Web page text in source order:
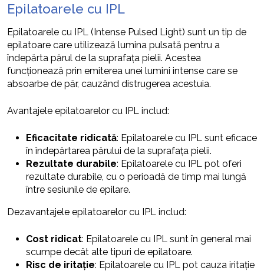
Epilatoarele cu IPL
Epilatoarele cu IPL (Intense Pulsed Light) sunt un tip de
epilatoare care utilizează lumina pulsată pentru a
îndepărta părul de la suprafața pielii. Acestea
funcționează prin emiterea unei lumini intense care se
absoarbe de păr, cauzând distrugerea acestuia.
Avantajele epilatoarelor cu IPL includ:
Eficacitate ridicată: Epilatoarele cu IPL sunt eficace
în îndepărtarea părului de la suprafața pielii.
Rezultate durabile: Epilatoarele cu IPL pot oferi
rezultate durabile, cu o perioadă de timp mai lungă
între sesiunile de epilare.
Dezavantajele epilatoarelor cu IPL includ:
Cost ridicat: Epilatoarele cu IPL sunt în general mai
scumpe decât alte tipuri de epilatoare.
Risc de iritație: Epilatoarele cu IPL pot cauza iritație